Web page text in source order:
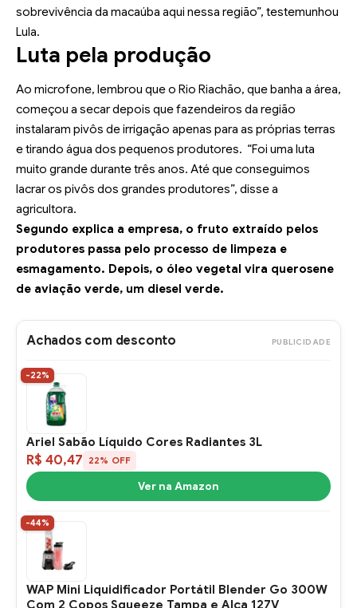
sobrevivência da macaúba aqui nessa região”, testemunhou
Lula.
Luta pela produção
Ao microfone, lembrou que o Rio Riachão, que banha a área,
começou a secar depois que fazendeiros da região
instalaram pivôs de irrigação apenas para as próprias terras
e tirando água dos pequenos produtores. “Foi uma luta
muito grande durante três anos. Até que conseguimos
lacrar os pivôs dos grandes produtores”, disse a
agricultora.
Segundo explica a empresa, o fruto extraído pelos
produtores passa pelo processo de limpeza e
esmagamento. Depois, o óleo vegetal vira querosene
de aviação verde, um diesel verde.
Achados com desconto PUBLICIDADE
-22%
Ariel Sabão Líquido Cores Radiantes 3L
R$ 40,47 22% OFF
Ver na Amazon
-44%
WAP Mini Liquidificador Portátil Blender Go 300W
Com 2 Copos Squeeze Tampa e Alça 127V